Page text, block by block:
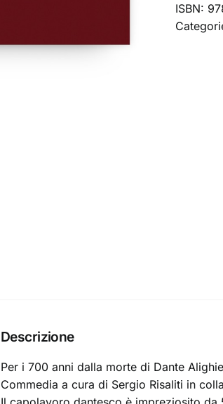
ISBN:
Descrizione
Per i 700 anni dalla morte di Dante
Commedia a cura di Sergio Risaliti in